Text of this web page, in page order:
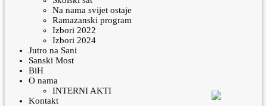
Na nama svijet ostaje
Ramazanski program
Izbori 2022
Izbori 2024
Jutro na Sani
Sanski Most
BiH
O nama
INTERNI AKTI
Kontakt